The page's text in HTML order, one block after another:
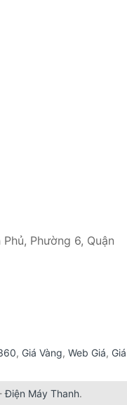
Phường 6, Quận
, Giá Vàng, Web Giá, Giá
Điện Máy Thanh.